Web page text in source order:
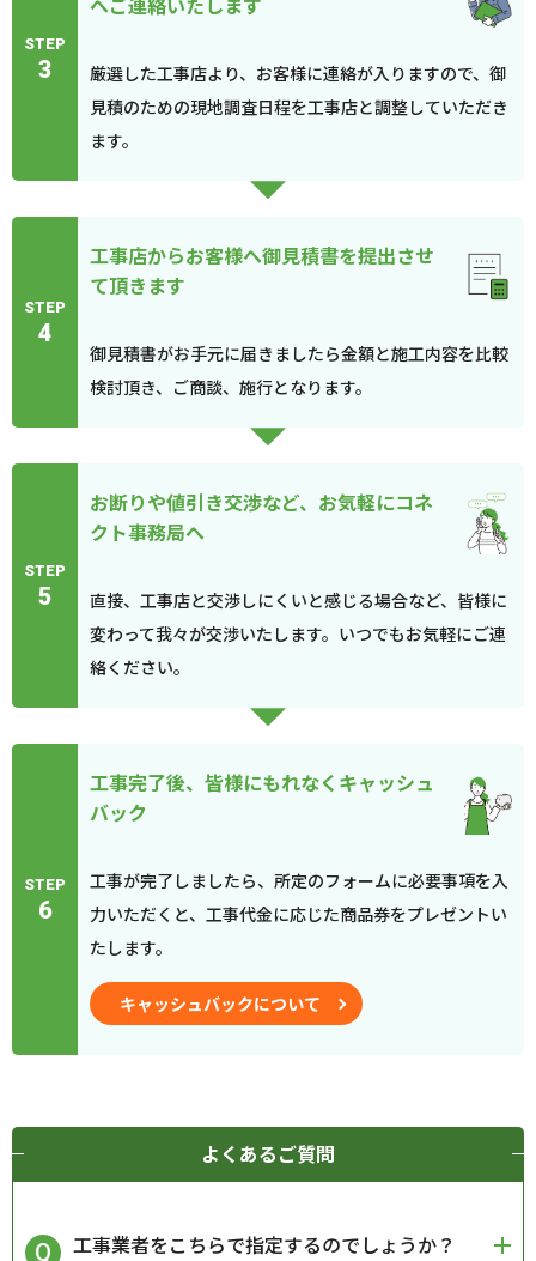
STEP
3
厳選した工事店より、お客様に連絡が入りますので、御
見積のための現地調査日程を工事店と調整していただき
ます。
STEP
4
工事店からお客様へ御見積書を提出させ
て頂きます
御見積書がお手元に届きましたら金額と施工内容を比較
検討頂き、ご商談、施行となります。
STEP
5
お断りや値引き交渉など、お気軽にコネ
クト事務局へ
直接、工事店と交渉しにくいと感じる場合など、皆様に
変わって我々が交渉いたします。いつでもお気軽にご連
絡ください。
STEP
6
工事完了後、皆様にもれなくキャッシュ
バック
工事が完了しましたら、所定のフォームに必要事項を入
力いただくと、工事代金に応じた商品券をプレゼントい
たします。
キャッシュバックについて
よくあるご質問
工事業者をこちらで指定するのでしょうか？